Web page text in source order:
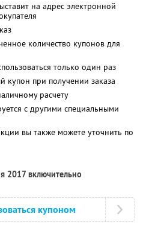
на адрес электронной
количество купонов для
только один раз
купон при получении заказа
расчету
с другими специальными
вы также можете уточнить по
2017 включительно
купоном